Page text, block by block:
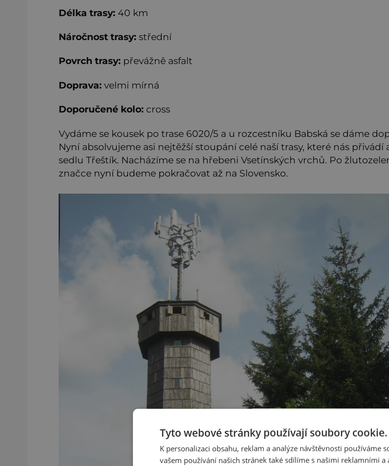
Délka trasy: 40 km
Náročnost trasy: střední
Povrch trasy: převážně asfalt
Doprava: velmi mírná
Doporučené kolo: cross
Vydáme se kousek po trase 6020/5 a u rozcestníku Babská se dáme
Nyní absolvujeme asi nejtěžší stoupání celé naší trasy, které nás přivádí
sedlu Třeštík. Nacházíme se na hřebeni Vsetínských vrchů. Po
značce nyní budeme pokračovat až na Slovensko.
Tyto webové stránky používají soubory cookie.
K personalizaci obsahu, reklam a analýze návštěvnosti používáme
vašem používání našich stránek také sdílíme s našimi reklamními